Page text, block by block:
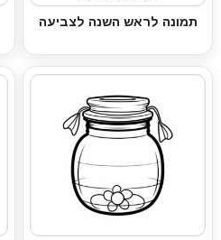
תמונה לראש השנה לצביעה